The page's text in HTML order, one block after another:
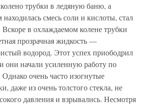
трубки в ледяную баню, а
находилась смесь соли и кислоты, стал
Вскоре в охлаждаемом колене трубки
прозрачная жидкость —
водород. Этот успех приободрил
они начали усиленную работу по
очень часто изогнутые
даже из очень толстого стекла, не
давления и взрывались. Несмотря